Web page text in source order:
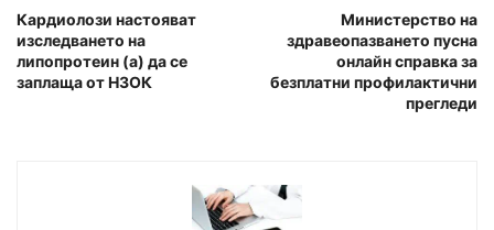
Кардиолози настояват
изследването на
липопротеин (а) да се
заплаща от НЗОК
Министерство на
здравеопазването пусна
онлайн справка за
безплатни профилактични
прегледи